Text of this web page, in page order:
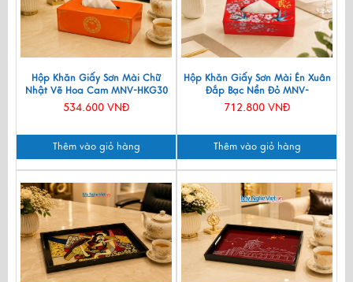
Hộp Khăn Giấy Sơn Mài Chữ
Nhật Vẽ Hoa Cam MNV-HKG30
534.600 VNĐ
Thêm vào giỏ hàng
Hộp Khăn Giấy Sơn Mài Én Xuân
Đắp Bạc Nền Đỏ MNV-
HKGHD003-1
712.800 VNĐ
Thêm vào giỏ hàng